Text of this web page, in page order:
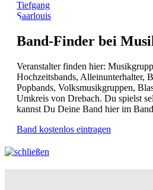
Tiefgang
Saarlouis
Band-Finder bei
Veranstalter finden hier:
Hochzeitsbands, Alleinunterhalter,
Popbands, Volksmusikgruppen,
Umkreis von Drebach. Du spielst
kannst Du Deine Band hier im
Band kostenlos eintragen